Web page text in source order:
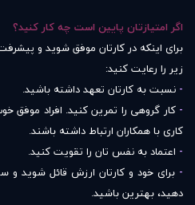
اگر امتیازتان پایین است چه کار کنید؟
برای اینکه در کارتان موفق شوید و
زیر را رعایت کنید:
- نسبت به کارتان تعهد داشته باشید.
- کار گروهی را تمرین کنید. افراد
کاری با همکاران ارتباط داشته باشند.
- اعتماد به نفس تان را تقویت کنید.
- برای خود و کارتان ارزش قائل شوید
دهید، بهترین باشید.